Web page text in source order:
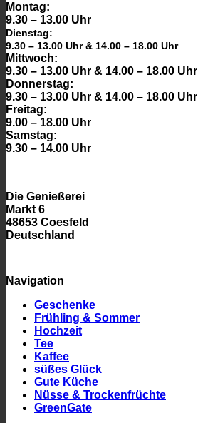
Montag:
9.30 – 13.00 Uhr
Dienstag:
9.30 – 13.00 Uhr & 14.00 – 18.00 Uhr
Mittwoch:
9.30 – 13.00 Uhr & 14.00 – 18.00 Uhr
Donnerstag:
9.30 – 13.00 Uhr & 14.00 – 18.00 Uhr
Freitag:
9.00 – 18.00 Uhr
Samstag:
9.30 – 14.00 Uhr
Die Genießerei
Markt 6
48653 Coesfeld
Deutschland
Navigation
Geschenke
Frühling & Sommer
Hochzeit
Tee
Kaffee
süßes Glück
Gute Küche
Nüsse & Trockenfrüchte
GreenGate